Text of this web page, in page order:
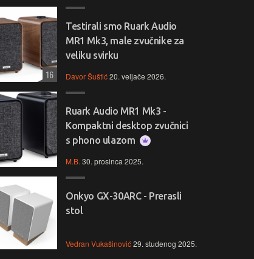
Testirali smo Ruark Audio
MR1 Mk3, male zvučnike za
veliku svirku
Davor Šuštić20. veljače 2026.
16
Ruark Audio MR1 Mk3 -
Kompaktni desktop zvučnici
s phono ulazom
M.B. 30. prosinca 2025.
Onkyo GX-30ARC - Prerasli
stol
Vedran Vukašinović29. studenog 2025.